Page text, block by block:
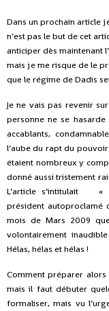
Dans un prochain article
n’est pas le but de cet
anticiper dès maintenant
mais je me risque de le
que le régime de Dadis
Je ne vais pas revenir
personne ne se
accablants,
l’aube du rapt du
étaient nombreux y
donné aussi tristement
L’article s’intitulait «
président autoproclamé
mois de Mars 2009
volontairement
Hélas, hélas et hélas !
Comment préparer alors
mais il faut débuter
formaliser, mais vu